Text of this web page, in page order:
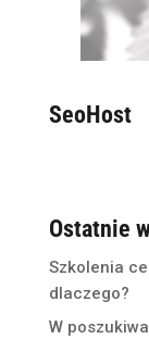
SeoHost
Ostatnie
Szkolenia
dlaczego?
W